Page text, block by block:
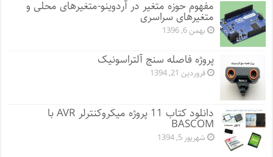
مفهوم حوزه متغیر در آردوینو-متغیرهای محلی و
متغیرهای سراسری
بهمن 6, 1396
پروژه فاصله سنج آلتراسونیک
فروردین 21, 1394
دانلود کتاب 11 پروژه میکروکنترلر AVR با
BASCOM
شهریور 5, 1394